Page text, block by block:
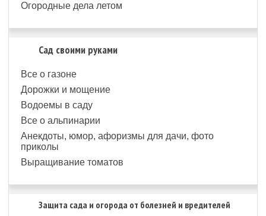
Огородные дела летом
Сад своими руками
Все о газоне
Дорожки и мощение
Водоемы в саду
Все о альпинарии
Анекдоты, юмор, афоризмы для дачи, фото
приколы
Выращивание томатов
Защита сада и огорода от болезней и вредителей